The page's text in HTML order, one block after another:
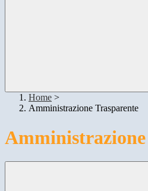
Home >
Amministrazione Trasparente